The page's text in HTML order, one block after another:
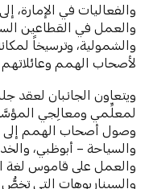
والفعاليات في الإمارة،
والعمل في القطاعين
والشمولية، وترسيخاً
لأصحاب الهمم
ويتعاون الجانبان لعقد
لمعلِّمي ومعالِجي
وصول أصحاب الهمم إلى
والسياحة – أبوظبي،
والعمل على قاموس لغة
والسيناريوهات التي